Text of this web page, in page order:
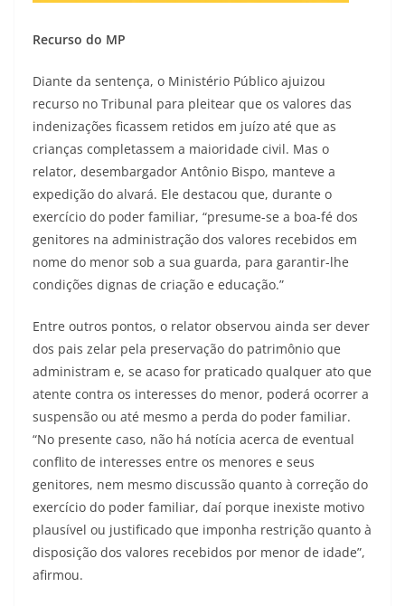
Recurso do MP
Diante da sentença, o Ministério Público ajuizou
recurso no Tribunal para pleitear que os valores das
indenizações ficassem retidos em juízo até que as
crianças completassem a maioridade civil. Mas o
relator, desembargador Antônio Bispo, manteve a
expedição do alvará. Ele destacou que, durante o
exercício do poder familiar, “presume-se a boa-fé dos
genitores na administração dos valores recebidos em
nome do menor sob a sua guarda, para garantir-lhe
condições dignas de criação e educação.”
Entre outros pontos, o relator observou ainda ser dever
dos pais zelar pela preservação do patrimônio que
administram e, se acaso for praticado qualquer ato que
atente contra os interesses do menor, poderá ocorrer a
suspensão ou até mesmo a perda do poder familiar.
“No presente caso, não há notícia acerca de eventual
conflito de interesses entre os menores e seus
genitores, nem mesmo discussão quanto à correção do
exercício do poder familiar, daí porque inexiste motivo
plausível ou justificado que imponha restrição quanto à
disposição dos valores recebidos por menor de idade”,
afirmou.